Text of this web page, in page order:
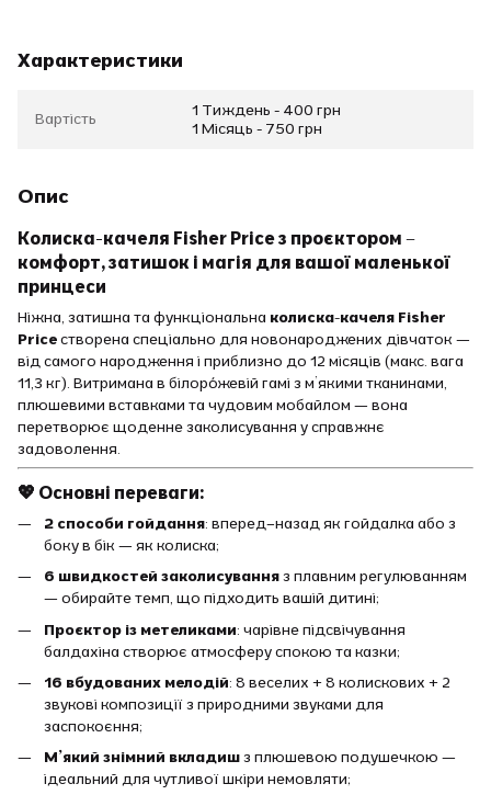
Характеристики
Вартість
1 Тиждень - 400 грн
1 Місяць - 750 грн
Опис
Колиска-качеля Fisher Price з проєктором –
комфорт, затишок і магія для вашої маленької
принцеси
Ніжна, затишна та функціональна колиска-качеля Fisher
Priceстворена спеціально для новонароджених дівчаток —
від самого народження і приблизно до 12 місяців (макс. вага
11,3 кг). Витримана в білоро́жевій гамі з м’якими тканинами,
плюшевими вставками та чудовим мобайлом — вона
перетворює щоденне заколисування у справжнє
задоволення.
💖 Основні переваги:
2 способи гойдання: вперед–назад як гойдалка або з
боку в бік — як колиска;
6 швидкостей заколисуванняз плавним регулюванням
— обирайте темп, що підходить вашій дитині;
Проєктор із метеликами: чарівне підсвічування
балдахіна створює атмосферу спокою та казки;
16 вбудованих мелодій: 8 веселих + 8 колискових + 2
звукові композиції з природними звуками для
заспокоєння;
М’який знімний вкладишз плюшевою подушечкою —
ідеальний для чутливої шкіри немовляти;